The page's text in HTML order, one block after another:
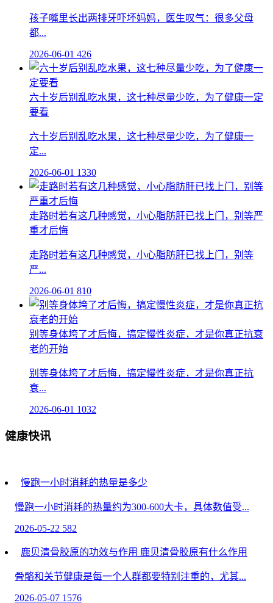
孩子嘴里长出两排牙吓坏妈妈，医生叹气：很多父母
都...
2026-06-01 426
六十岁后别乱吃水果，这七种尽量少吃，为了健康一定
要看
六十岁后别乱吃水果，这七种尽量少吃，为了健康一
定...
2026-06-01 1330
走路时若有这几种感觉，小心脂肪肝已找上门，别等严
重才后悔
走路时若有这几种感觉，小心脂肪肝已找上门，别等
严...
2026-06-01 810
别等身体垮了才后悔，搞定慢性炎症，才是你真正抗衰
老的开始
别等身体垮了才后悔，搞定慢性炎症，才是你真正抗
衰...
2026-06-01 1032
健康快讯
慢跑一小时消耗的热量是多少
慢跑一小时消耗的热量约为300-600大卡，具体数值受...
2026-05-22 582
鹿贝清骨胶原的功效与作用 鹿贝清骨胶原有什么作用
骨骼和关节健康是每一个人群都要特别注重的，尤其...
2026-05-07 1576